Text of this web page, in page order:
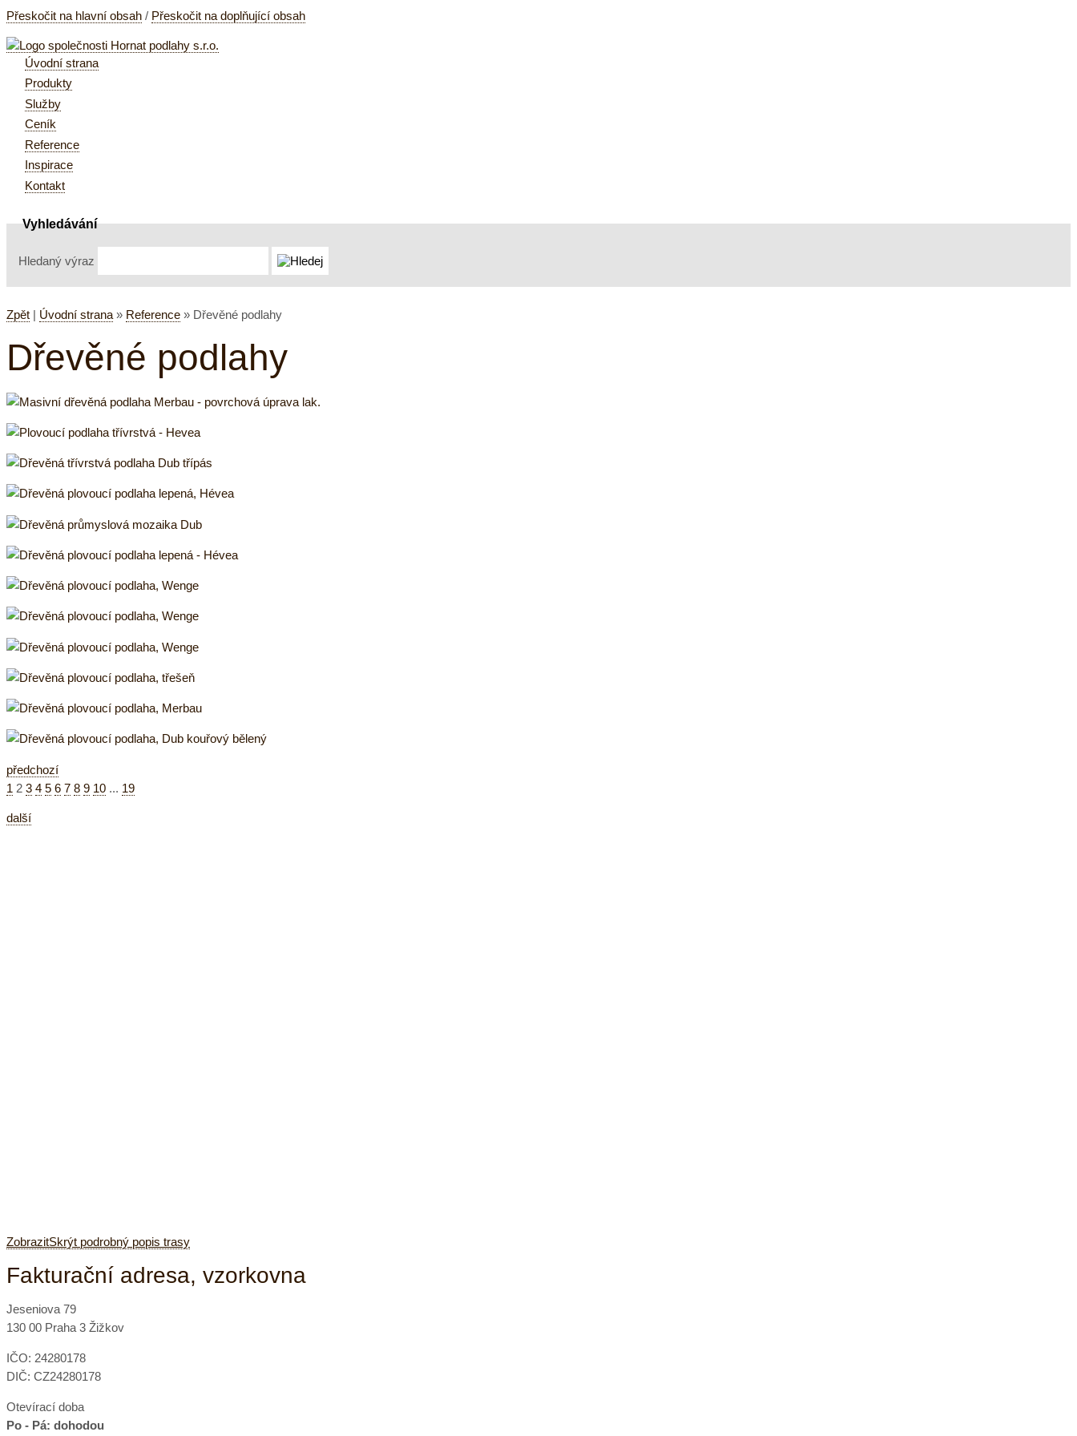
Přeskočit na hlavní obsah / Přeskočit na doplňující obsah
Úvodní strana
Produkty
Služby
Ceník
Reference
Inspirace
Kontakt
Vyhledávání
Hledaný výraz
Zpět | Úvodní strana » Reference » Dřevěné podlahy
Dřevěné podlahy
předchozí
1 2 3 4 5 6 7 8 9 10 ... 19
další
ZobrazitSkrýt podrobný popis trasy
Fakturační adresa, vzorkovna
Jeseniova 79
130 00 Praha 3 Žižkov
IČO: 24280178
DIČ: CZ24280178
Otevírací doba
Po - Pá: dohodou